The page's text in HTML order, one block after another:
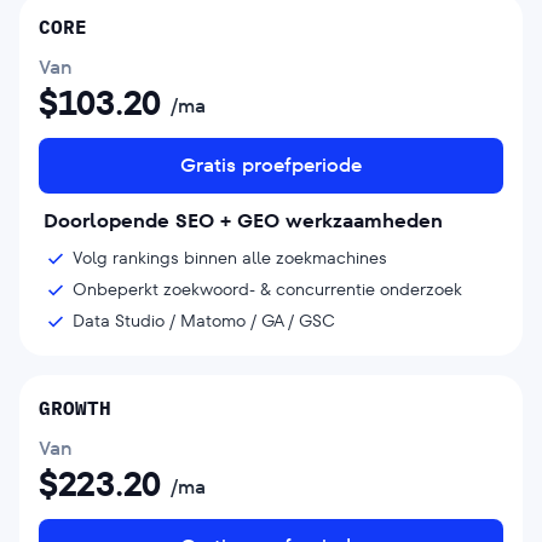
CORE
Van
$103.20 /ma
Gratis proefperiode
Doorlopende SEO + GEO werkzaamheden
Volg rankings binnen alle zoekmachines
Onbeperkt zoekwoord- & concurrentie onderzoek
Data Studio / Matomo / GA / GSC
GROWTH
Van
$223.20 /ma